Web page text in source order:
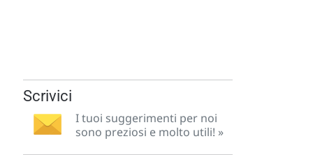
Scrivici
I tuoi suggerimenti per noi
sono preziosi e molto utili! »